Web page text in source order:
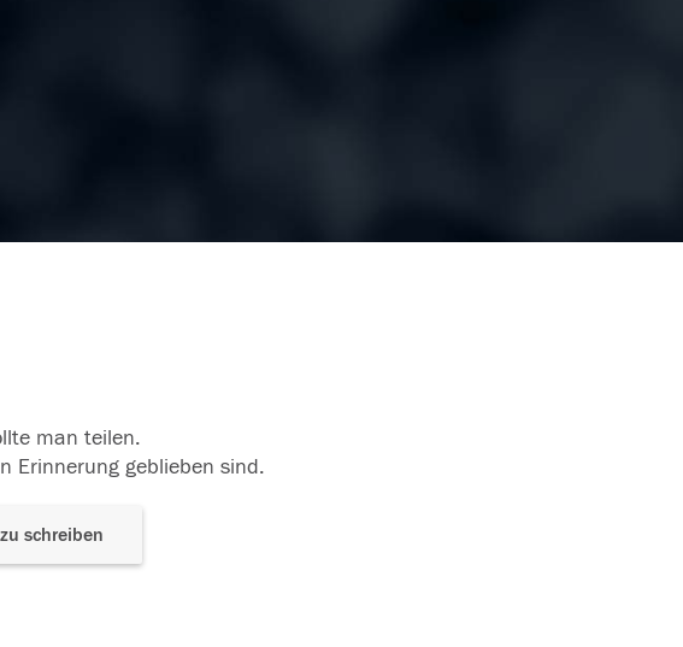
man teilen.
Erinnerung geblieben sind.
schreiben